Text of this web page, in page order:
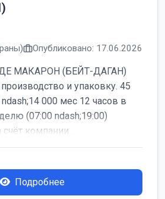
Опубликовано: 17.06.2026
МАКАРОН (БЕЙТ-ДАГАН)
и упаковку. 45
000 мес 12 часов в
(07:00 ndash;19:00)
компании ...
Подробнее